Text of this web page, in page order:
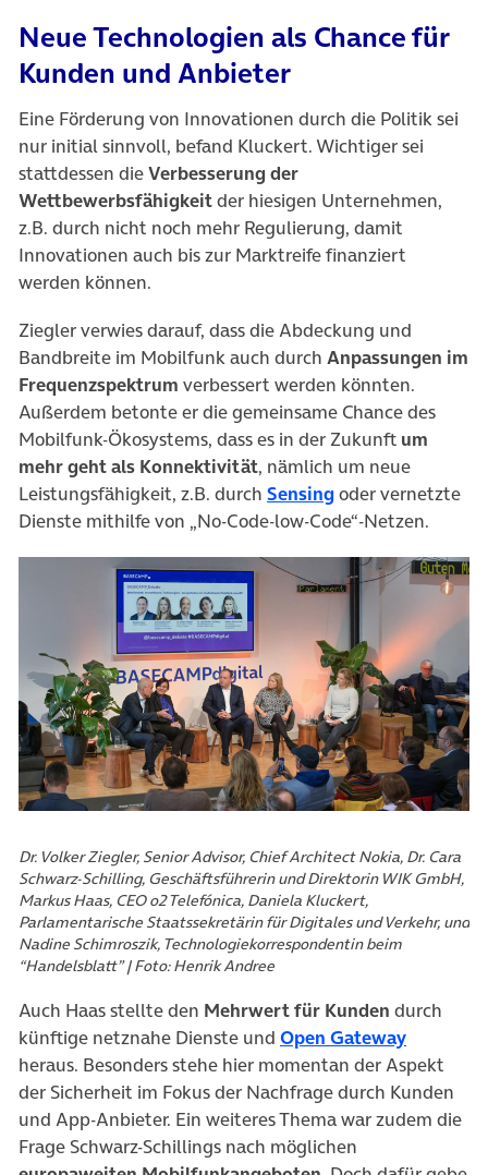
Neue Technologien als Chance für
Kunden und Anbieter
Eine Förderung von Innovationen durch die Politik sei
nur initial sinnvoll, befand Kluckert. Wichtiger sei
stattdessen dieVerbesserung der
Wettbewerbsfähigkeitder hiesigen Unternehmen,
z.B. durch nicht noch mehr Regulierung, damit
Innovationen auch bis zur Marktreife finanziert
werden können.
Ziegler verwies darauf, dass die Abdeckung und
Bandbreite im Mobilfunk auch durch Anpassungen im
Frequenzspektrum verbessert werden könnten.
Außerdem betonte er die gemeinsame Chance des
Mobilfunk-Ökosystems, dass es in der Zukunft um
mehr geht als Konnektivität, nämlich um neue
Leistungsfähigkeit, z.B. durch Sensing(öffnet in neuem
oder vernetzte
Dienste mithilfe von „No-Code-low-Code“-Netzen.
Dr. Volker Ziegler, Senior Advisor, Chief Architect Nokia, Dr. Cara
Schwarz-Schilling, Geschäftsführerin und Direktorin WIK GmbH,
Markus Haas, CEO o2 Telefónica, Daniela Kluckert,
Parlamentarische Staatssekretärin für Digitales und Verkehr, und
Nadine Schimroszik, Technologiekorrespondentin beim
“Handelsblatt” | Foto: Henrik Andree
Auch Haas stellte den Mehrwert für Kunden durch
künftige netznahe Dienste und Open Gateway(öffnet in
heraus. Besonders stehe hier momentan der Aspekt
der Sicherheit im Fokus der Nachfrage durch Kunden
und App-Anbieter. Ein weiteres Thema war zudem die
Frage Schwarz-Schillings nach möglichen